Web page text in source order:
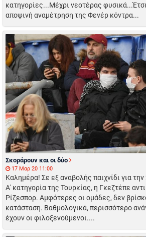
κατηγορίες...Μέχρι νεοτέρας
αποψινή αναμέτρηση της Φενέρ κόντρα...
Σκοράρουν και οι δύο
17 Μαρ 20 11:00
Καλημέρα! Σε εξ αναβολής παιχνίδι για
Α' κατηγορία της Τουρκίας, η Γκεζτέπε
Ρίζεσπορ. Αμφότερες οι ομάδες, δεν
κατάσταση. Βαθμολογικά, περισσότερο
έχουν οι φιλοξενούμενοι....